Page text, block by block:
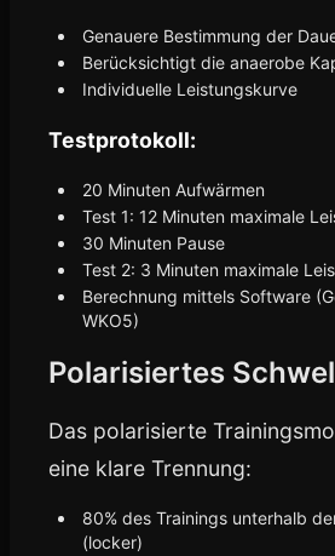
Genauere Bestimmung der
Berücksichtigt die anaerobe
Individuelle Leistungskurve
Testprotokoll:
20 Minuten Aufwärmen
Test 1: 12 Minuten maximale
30 Minuten Pause
Test 2: 3 Minuten maximale
Berechnung mittels Software
WKO5)
Polarisiertes
Das polarisierte
eine klare Trennung:
80% des Trainings unterhalb
(locker)